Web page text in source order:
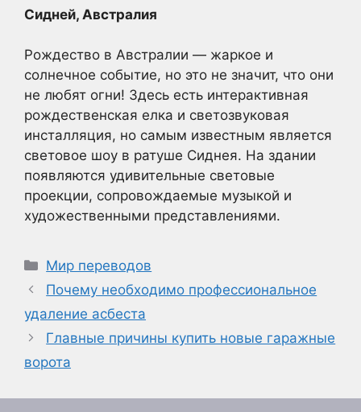
Сидней, Австралия
Рождество в Австралии — жаркое и
солнечное событие, но это не значит, что они
не любят огни! Здесь есть интерактивная
рождественская елка и светозвуковая
инсталляция, но самым известным является
световое шоу в ратуше Сиднея. На здании
появляются удивительные световые
проекции, сопровождаемые музыкой и
художественными представлениями.
Рубрики
Мир переводов
Почему необходимо профессиональное
удаление асбеста
Главные причины купить новые гаражные
ворота